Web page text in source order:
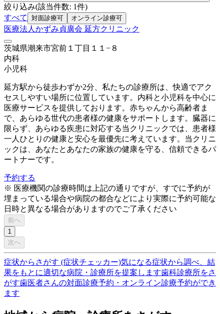
絞り込み(該当件数: 1件)
すべて
対面診療可 オンライン診療可
医療法人かずみ貞廣会 延方クリニック
茨城県潮来市宮前１丁目１１−８
内科
小児科
延方駅から徒歩わずか2分、私たちの診療所は、快適でアク
セスしやすい場所に位置しています。内科と小児科を中心に
医療サービスを提供しております。赤ちゃんから高齢者ま
で、あらゆる世代の患者様の健康をサポートします。臓器に
限らず、あらゆる疾患に対応する当クリニックでは、患者様
一人ひとりの健康と安心を最優先に考えています。当クリニ
ックは、あなたとあなたの家族の健康を守る、信頼できるパ
ートナーです。
予約する
※ 医療機関の診療時間は上記の通りですが、すでに予約が
埋まっている場合や病院の都合などにより実際に予約可能な
日時と異なる場合がありますのでご了承ください
前へ
1
次へ
症状からさがす (症状チェッカー)気になる症状から調べ、結
果をもとに適切な病院・診療所を提案します歯科診療所をさ
がす歯医者さんの対面診療予約・オンライン診療予約ができ
ます